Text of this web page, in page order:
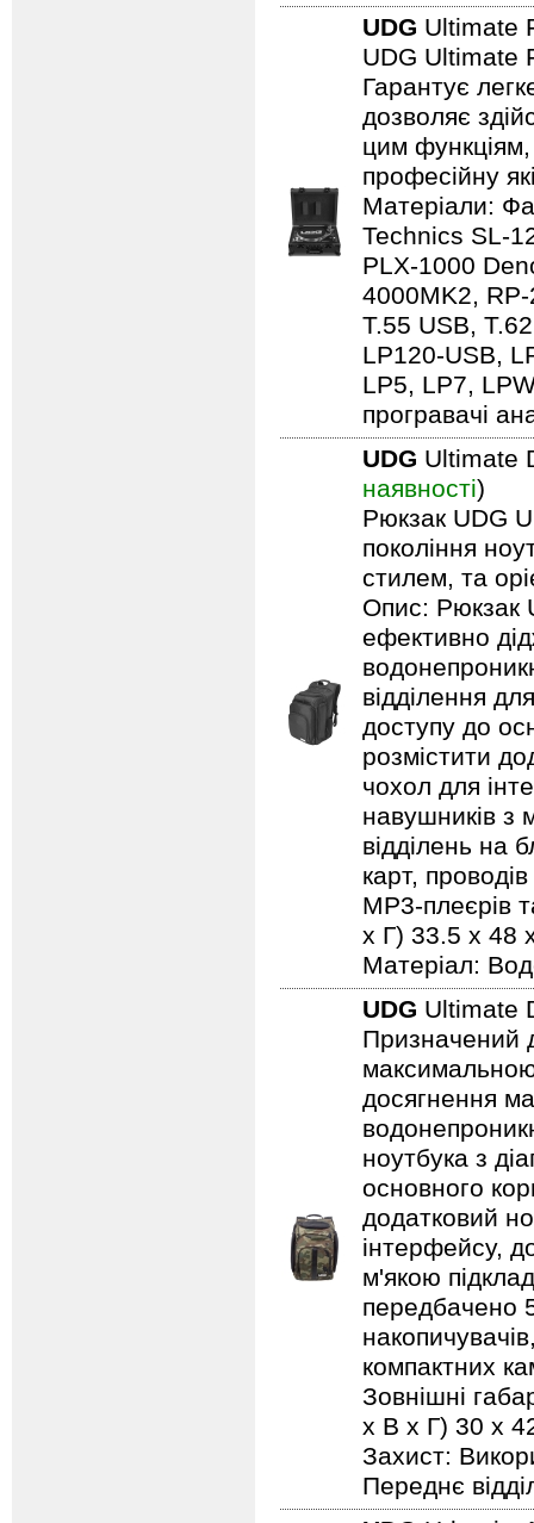
UDG Ultimate
UDG Ultimate
Гарантує
дозволяє
цим
професійну
Матеріали:
Technics SL-
PLX-1000
4000MK2,
T.55 USB,
LP120-USB,
LP5, LP7,
програвачі
UDG Ultimate
наявності)
Рюкзак UDG
покоління
стилем, та
Опис: Рюкзак
ефективно
відділення
доступу до
розмістити
чохол для
навушників з
відділень на
карт,
MP3-плеєрів
х Г) 33.5 x 48
Матеріал:
UDG Ultimate
Призначений
досягнення
ноутбука з
основного
додатковий
інтерфейсу,
м'якою
передбачено 5
компактних
Зовнішні
х В х Г) 30 x
Захист:
Переднє